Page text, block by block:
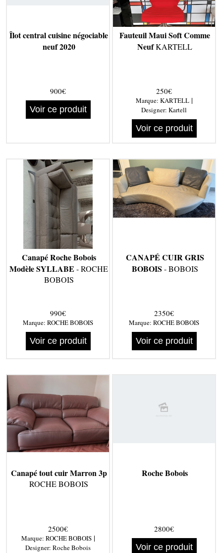
Îlot central cuisine négociable
neuf 2020
900€
Voir ce produit
Fauteuil Maui Soft Comme
NeufKARTELL
250€
Marque: KARTELL|
Designer: Kartell
Voir ce produit
Canapé Roche Bobois
Modèle SYLLABE - ROCHE
BOBOIS
990€
Marque: ROCHE BOBOIS
Voir ce produit
CANAPÉ CUIR GRIS
BOBOIS - BOBOIS
2350€
Marque: ROCHE BOBOIS
Voir ce produit
Canapé tout cuir Marron 3p
ROCHE BOBOIS
2500€
Marque: ROCHE BOBOIS|
Designer: Roche Bobois
Roche Bobois
2800€
Voir ce produit